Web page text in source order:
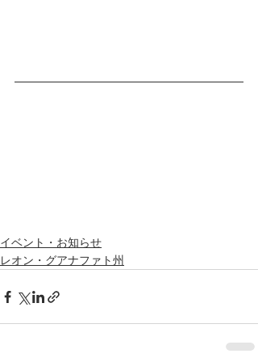
イベント・お知らせ
レオン・グアナファト州